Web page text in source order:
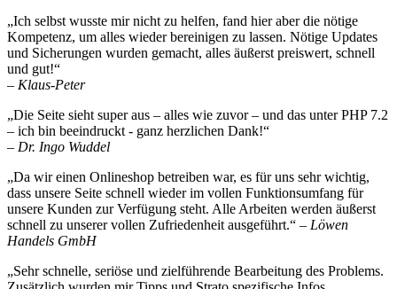
„Ich selbst wusste mir nicht zu helfen, fand hier aber die nötige
Kompetenz, um alles wieder bereinigen zu lassen. Nötige Updates
und Sicherungen wurden gemacht, alles äußerst preiswert, schnell
und gut!“
– Klaus-Peter
„Die Seite sieht super aus – alles wie zuvor – und das unter PHP 7.2
– ich bin beeindruckt - ganz herzlichen Dank!“
– Dr. Ingo Wuddel
„Da wir einen Onlineshop betreiben war, es für uns sehr wichtig,
dass unsere Seite schnell wieder im vollen Funktionsumfang für
unsere Kunden zur Verfügung steht. Alle Arbeiten werden äußerst
schnell zu unserer vollen Zufriedenheit ausgeführt.“ – Löwen
Handels GmbH
„Sehr schnelle, seriöse und zielführende Bearbeitung des Problems.